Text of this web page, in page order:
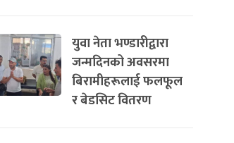
युवा नेता भण्डारीद्वारा
जन्मदिनको अवसरमा
बिरामीहरूलाई फलफूल
र बेडसिट वितरण